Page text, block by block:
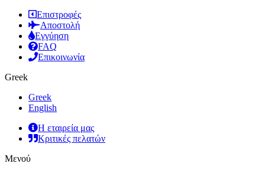
Επιστροφές
Αποστολή
Εγγύηση
FAQ
Επικοινωνία
Greek
Greek
English
Η εταιρεία μας
Κριτικές πελατών
Μενού